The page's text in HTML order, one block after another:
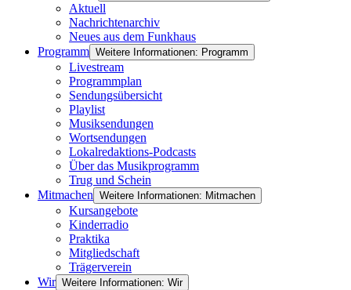
Aktuell
Nachrichtenarchiv
Neues aus dem Funkhaus
Programm Weitere Informationen: Programm
Livestream
Programmplan
Sendungsübersicht
Playlist
Musiksendungen
Wortsendungen
Lokalredaktions-Podcasts
Über das Musikprogramm
Trug und Schein
Mitmachen Weitere Informationen: Mitmachen
Kursangebote
Kinderradio
Praktika
Mitgliedschaft
Trägerverein
Wir Weitere Informationen: Wir